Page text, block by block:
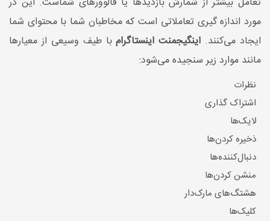
مورد اندازه گیری تعاملاتی است که مخاطبان شما با محتوای شما
ایجاد می‌کنند. اینگیجمنت اینستاگرامبا طیف وسیعی از معیارها
مانند موارد زیر سنجیده می‌شود:
نظرات
اشتراک گذاری
لایک‌ها
ذخیره کردن‌ها
دنبال‌کننده‌ها
منشن کردن‌ها
هشتگ‌های مارک‌دار
کلیک‌ها